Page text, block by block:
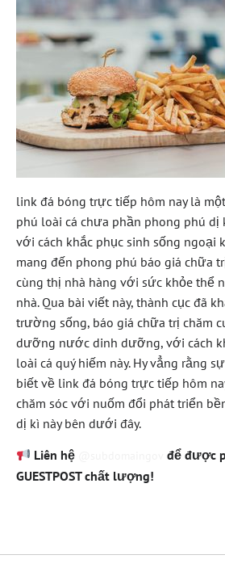
link đá bóng trực tiếp hôm nay là
phú loài cá chưa phần phong phú dị
với cách khắc phục sinh sống ngoại
mang đến phong phú báo giá chữa
cùng thị nhà hàng với sức khỏe thể
nhà. Qua bài viết này, thành cục đã
trường sống, báo giá chữa trị chăm
dưỡng nước dinh dưỡng, với cách
loài cá quý hiếm này. Hy vẳng rằng
biết về link đá bóng trực tiếp hôm
chăm sóc với nuốm đổi phát triển
dị kì này bên dưới đây.
Liên hệ
để được
GUESTPOST chất lượng!